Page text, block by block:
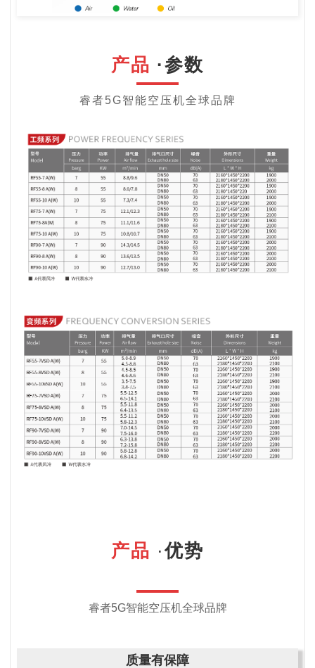
产品 ·参数
睿者5G智能空压机全球品牌
产品 ·优势
睿者5G智能空压机全球品牌
质量有保障